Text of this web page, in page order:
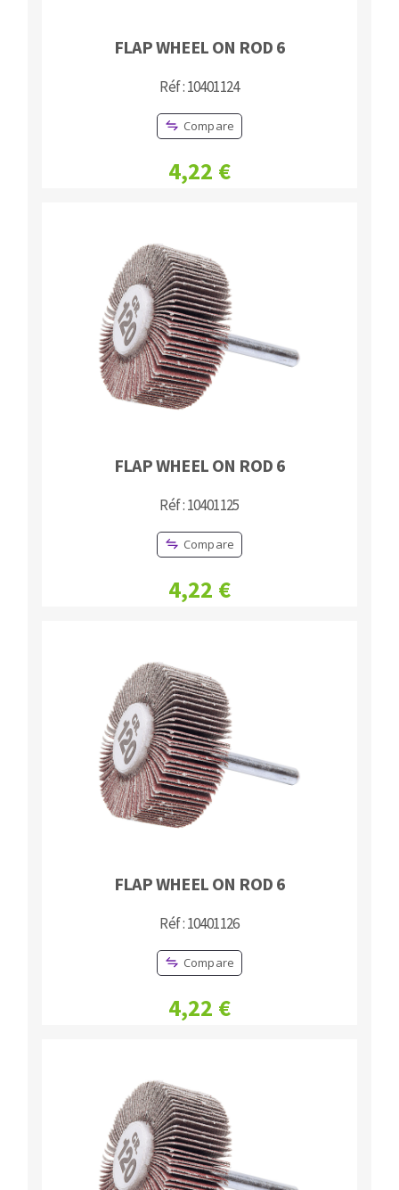
FLAP WHEEL ON ROD 6
Réf : 10401124
Compare
4,22 €
FLAP WHEEL ON ROD 6
Réf : 10401125
Compare
4,22 €
FLAP WHEEL ON ROD 6
Réf : 10401126
Compare
4,22 €